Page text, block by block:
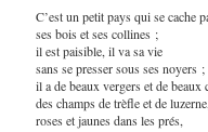
C’est un petit pays qui se cache
ses bois et ses collines ;
il est paisible, il va sa vie
sans se presser sous ses noyers ;
il a de beaux vergers et de beaux
des champs de trèfle et de luzerne,
roses et jaunes dans les prés,